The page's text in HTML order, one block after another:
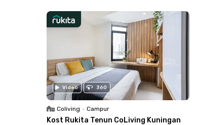
Video 360
Coliving • Campur
Kost Rukita Tenun CoLiving Kuningan